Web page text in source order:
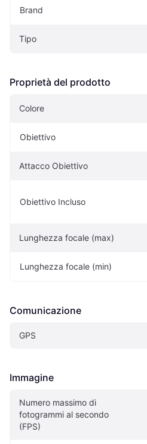
Brand
Tipo
Proprietà del prodotto
Colore
Obiettivo
Attacco Obiettivo
Obiettivo Incluso
Lunghezza focale (max)
Lunghezza focale (min)
Comunicazione
GPS
Immagine
Numero massimo di
fotogrammi al secondo
(FPS)